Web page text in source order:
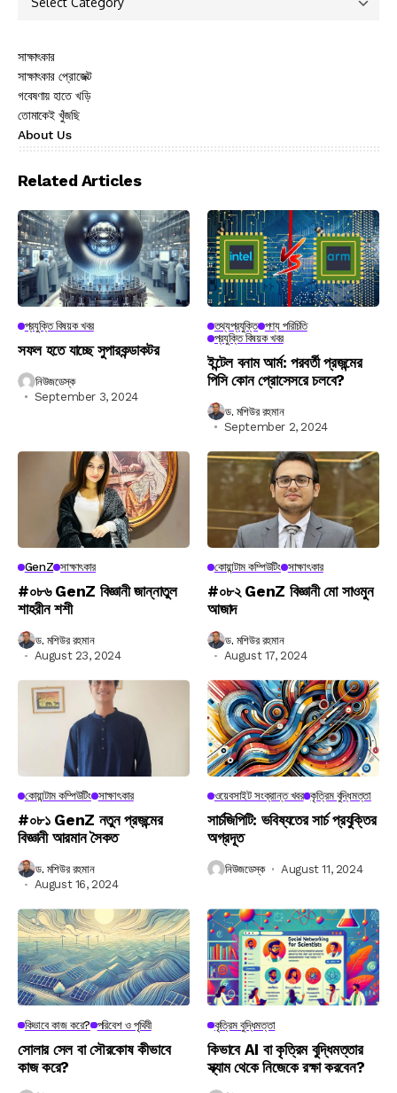
সাক্ষাৎকার
সাক্ষাৎকার প্রোজেক্ট
গবেষণায় হাতে খড়ি
তোমাকেই খুঁজছি
About Us
Related Articles
প্রযুক্তি বিষয়ক খবর
সফল হতে যাচ্ছে সুপারকন্ডাকটর
নিউজডেস্ক
September 3, 2024
তথ্যপ্রযুক্তি পণ্য পরিচিতি
প্রযুক্তি বিষয়ক খবর
ইন্টেল বনাম আর্ম: পরবর্তী প্রজন্মের
পিসি কোন প্রোসেসরে চলবে?
ড. মশিউর রহমান
September 2, 2024
GenZ সাক্ষাৎকার
#০৮৬ GenZ বিজ্ঞানী জান্নাতুল
শাহরীন শশী
ড. মশিউর রহমান
August 23, 2024
কোয়ান্টাম কম্পিউটিং সাক্ষাৎকার
#০৮২ GenZ বিজ্ঞানী মো সাওমুন
আজাদ
ড. মশিউর রহমান
August 17, 2024
কোয়ান্টাম কম্পিউটিং সাক্ষাৎকার
#০৮১ GenZ নতুন প্রজন্মের
বিজ্ঞানী আরমান সৈকত
ড. মশিউর রহমান
August 16, 2024
ওয়েবসাইট সংক্রান্ত খবর কৃত্রিম বুদ্ধিমত্তা
সার্চজিপিটি: ভবিষ্যতের সার্চ প্রযুক্তির
অগ্রদূত
নিউজডেস্ক August 11, 2024
কিভাবে কাজ করে? পরিবেশ ও পৃথিবী
সোলার সেল বা সৌরকোষ কীভাবে
কাজ করে?
কৃত্রিম বুদ্ধিমত্তা
কিভাবে AI বা কৃত্রিম বুদ্ধিমত্তার
স্ক্যাম থেকে নিজেকে রক্ষা করবেন?